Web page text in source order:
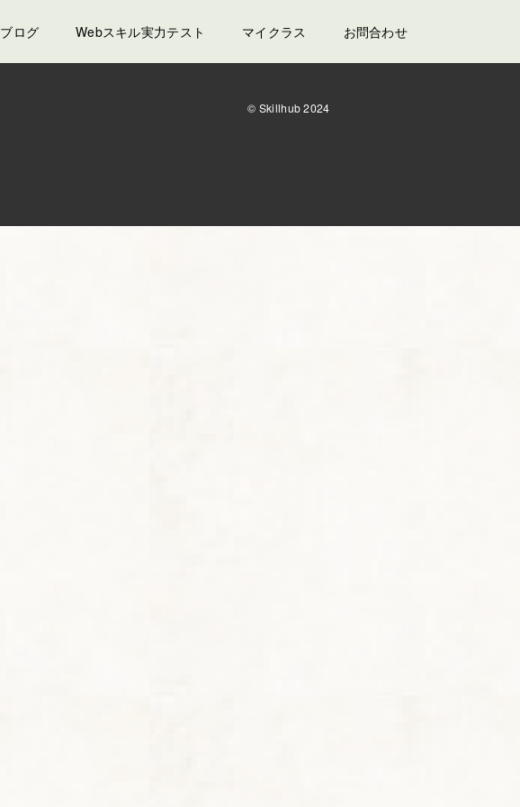
ブログ Webスキル実力テスト マイクラス お問合わせ
© Skillhub 2024